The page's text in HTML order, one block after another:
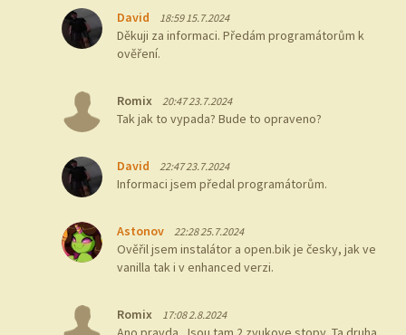
David 18:59 15.7.2024
Děkuji za informaci. Předám programátorům k
ověření.
Romix 20:47 23.7.2024
Tak jak to vypada? Bude to opraveno?
David 22:47 23.7.2024
Informaci jsem předal programátorům.
Astonov 22:28 25.7.2024
Ověřil jsem instalátor a open.bik je česky, jak ve
vanilla tak i v enhanced verzi.
Romix 17:08 2.8.2024